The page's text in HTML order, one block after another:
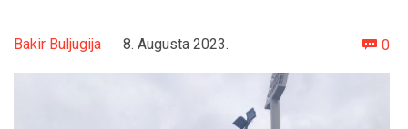
Bakir Buljugija 8. Augusta 2023.  0